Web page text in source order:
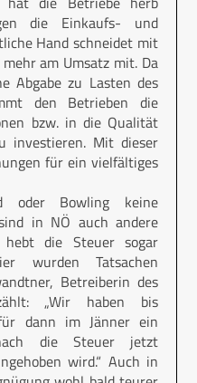
die Einkaufs- und
Hand schneidet mit
am Umsatz mit. Da
Abgabe zu Lasten des
den Betrieben die
bzw. in die Qualität
investieren. Mit dieser
für ein vielfältiges
oder Bowling keine
in NÖ auch andere
hebt die Steuer sogar
wurden Tatsachen
Betreiberin des
„Wir haben bis
dann im Jänner ein
die Steuer jetzt
wird.“ Auch in